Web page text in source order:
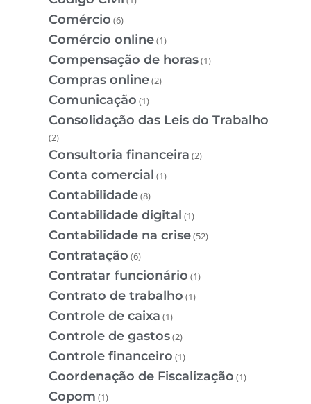
Comércio (6)
Comércio online(1)
Compensação de horas(1)
Compras online(2)
Comunicação (1)
Consolidação das Leis do Trabalho
(2)
Consultoria financeira (2)
Conta comercial (1)
Contabilidade(8)
Contabilidade digital (1)
Contabilidade na crise(52)
Contratação (6)
Contratar funcionário (1)
Contrato de trabalho (1)
Controle de caixa (1)
Controle de gastos(2)
Controle financeiro (1)
Coordenação de Fiscalização (1)
Copom (1)